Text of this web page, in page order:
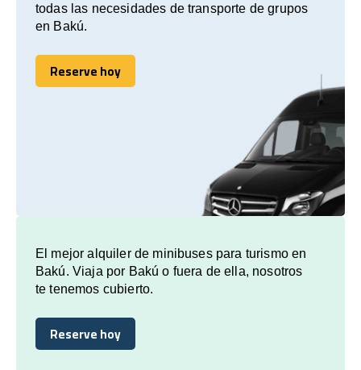
todas las necesidades de transporte de grupos
en Bakú.
Reserve hoy
Reserve hoy
El mejor alquiler de minibuses para turismo en
Bakú. Viaja por Bakú o fuera de ella, nosotros
te tenemos cubierto.
Reserve hoy
Reserve hoy